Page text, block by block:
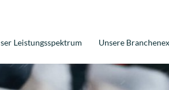
Leistungsspektrum Unsere